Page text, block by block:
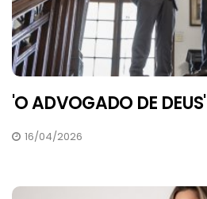
'O ADVOGADO DE DEUS'
16/04/2026